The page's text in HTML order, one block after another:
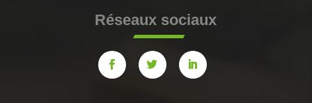
Réseaux sociaux